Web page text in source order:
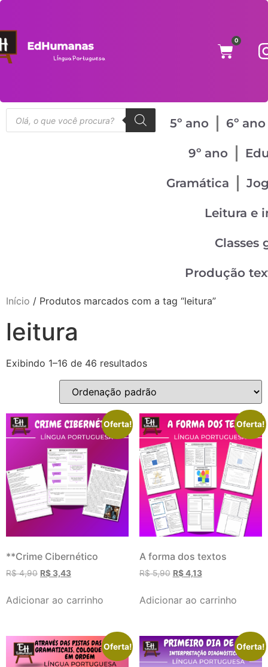
0
5º ano 6º ano
9º ano
Gramática
Leitura e
Classes
Produção
Início / Produtos marcados com a tag “leitura”
leitura
Exibindo 1–16 de 46 resultados
Oferta!
**Crime Cibernético
R$4,90 R$ 3,43
Adicionar ao carrinho
Oferta!
A forma dos textos
R$5,90 R$4,13
Adicionar ao carrinho
Oferta! Oferta!